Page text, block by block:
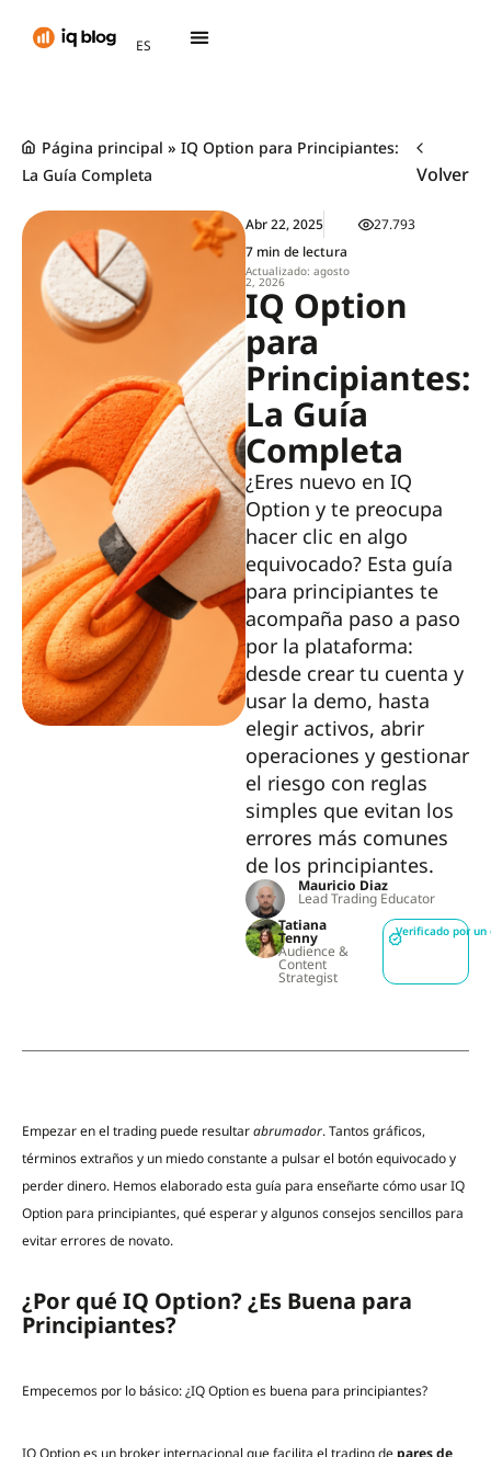
ES
TH
Página principal » IQ Option para Principiantes:
La Guía Completa
Volver
Abr 22, 2025
7 min de lectura
Actualizado: agosto
2, 2026
27.793
IQ Option
para
Principiantes:
La Guía
Completa
¿Eres nuevo en IQ
Option y te preocupa
hacer clic en algo
equivocado? Esta guía
para principiantes te
acompaña paso a paso
por la plataforma:
desde crear tu cuenta y
usar la demo, hasta
elegir activos, abrir
operaciones y gestionar
el riesgo con reglas
simples que evitan los
errores más comunes
de los principiantes.
Mauricio Diaz
Lead Trading Educator
Tatiana
Tenny
Audience &
Content
Strategist
Verificado por un
Empezar en el trading puede resultarabrumador. Tantos gráficos,
términos extraños y un miedo constante a pulsar el botón equivocado y
perder dinero. Hemos elaborado esta guía para enseñarte cómo usar IQ
Option para principiantes, qué esperar y algunos consejos sencillos para
evitar errores de novato.
¿Por qué IQ Option? ¿Es Buena para
Principiantes?
Empecemos por lo básico: ¿IQ Option es buena para principiantes?